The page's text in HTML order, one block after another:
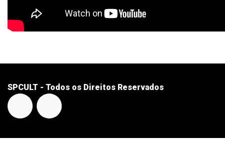
SPCULT - Todos os Direitos Reservados